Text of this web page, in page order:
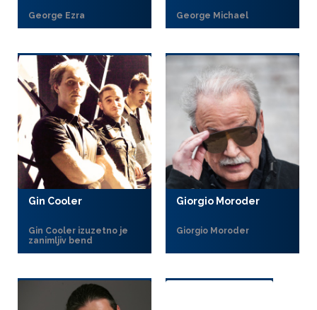
George Ezra George Michael
Gin Cooler
Gin Cooler izuzetno je
zanimljiv bend
Giorgio Moroder
Giorgio Moroder